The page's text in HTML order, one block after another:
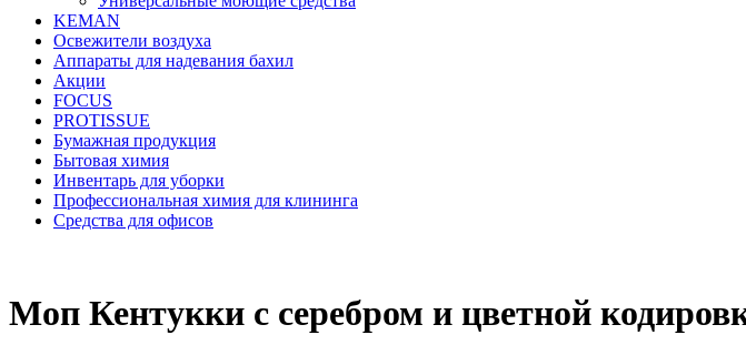
KEMAN
Освежители воздуха
Аппараты для надевания бахил
Акции
FOCUS
PROTISSUE
Бумажная продукция
Бытовая химия
Инвентарь для уборки
Профессиональная химия для клининга
Средства для офисов
Моп Кентукки с серебром и цветной